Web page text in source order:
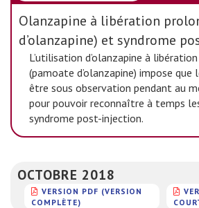
Olanzapine à libération
d’olanzapine) et syndrome
L’utilisation d’olanzapine à
(pamoate d’olanzapine) impose que
être sous observation pendant au
pour pouvoir reconnaître à temps
syndrome post-injection.
OCTOBRE 2018
VERSION PDF (VERSION
COMPLÈTE)